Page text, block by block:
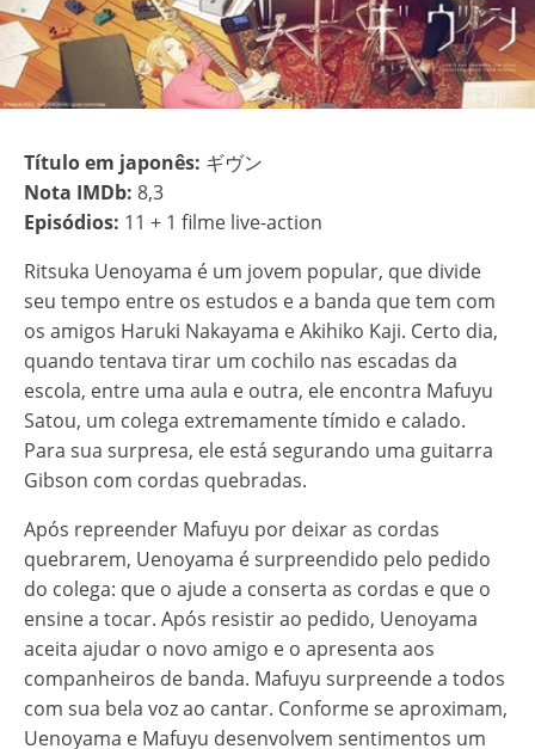
Título em japonês: ギヴン
Nota IMDb: 8,3
Episódios: 11 + 1 filme live-action
Ritsuka Uenoyama é um jovem popular, que divide
seu tempo entre os estudos e a banda que tem com
os amigos Haruki Nakayama e Akihiko Kaji. Certo dia,
quando tentava tirar um cochilo nas escadas da
escola, entre uma aula e outra, ele encontra Mafuyu
Satou, um colega extremamente tímido e calado.
Para sua surpresa, ele está segurando uma guitarra
Gibson com cordas quebradas.
Após repreender Mafuyu por deixar as cordas
quebrarem, Uenoyama é surpreendido pelo pedido
do colega: que o ajude a conserta as cordas e que o
ensine a tocar. Após resistir ao pedido, Uenoyama
aceita ajudar o novo amigo e o apresenta aos
companheiros de banda. Mafuyu surpreende a todos
com sua bela voz ao cantar. Conforme se aproximam,
Uenoyama e Mafuyu desenvolvem sentimentos um